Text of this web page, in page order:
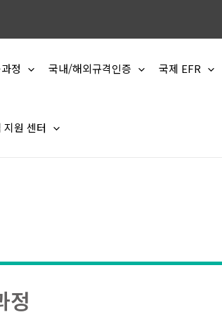
정 국내/해외규격인증 국제 EFR
지원 센터
정